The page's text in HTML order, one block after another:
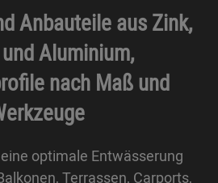
Anbauteile aus Zink,
Aluminium,
nach Maß und
optimale Entwässerung
Terrassen, Carports,